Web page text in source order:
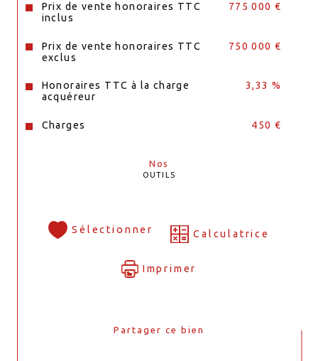
Prix de vente honoraires TTC
inclus
775 000 €
Prix de vente honoraires TTC
exclus
750 000 €
Honoraires TTC à la charge
acquéreur
3,33 %
Charges 450 €
Nos
OUTILS
Sélectionner Calculatrice
Imprimer
Partager ce bien